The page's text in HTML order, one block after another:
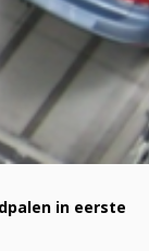
in eerste